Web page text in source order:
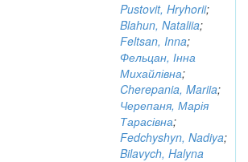
Pustovit, Hryhorii;
Blahun, Nataliia;
Feltsan, Inna;
Фельцан, Інна
Михайлівна;
Cherepania, Mariia;
Черепаня, Марія
Тарасівна;
Fedchyshyn, Nadiya;
Bilavych, Halyna